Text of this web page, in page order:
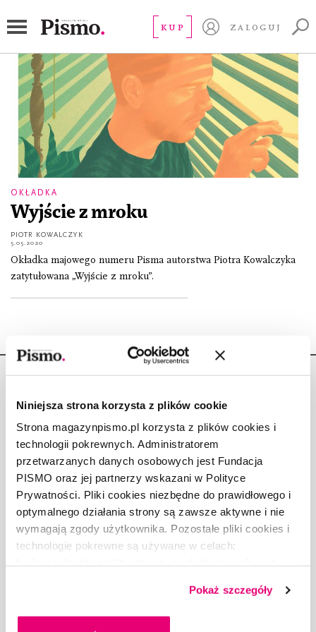
Niniejsza strona korzysta z plików cookie
Strona magazynpismo.pl korzysta z plików cookies i
technologii pokrewnych. Administratorem
przetwarzanych danych osobowych jest Fundacja
PISMO oraz jej partnerzy wskazani w Polityce
Prywatności. Pliki cookies niezbędne do prawidłowego i
optymalnego działania strony są zawsze aktywne i nie
wymagają zgody użytkownika. Pozostałe pliki cookies i
technologie pokrewne są używane w celach:
dobrowolną zgodę na pliki cookies i technologie
pokrewne, zgadzasz się na przechowywanie informacji
Pokaż szczegóły
KUP ZALOGUJ
OKŁADKA
Wyjście z mroku
PIOTR KOWALCZYK
5.05.2020
Okładka majowego numeru Pisma autorstwa Piotra Kowalczyka
zatytułowana „Wyjście z mroku”.
Copyright © Fundacja Pismo
O „PIŚMIE”
ABOUT PISMO
GDZIE KUPIĆ „PISMO”?